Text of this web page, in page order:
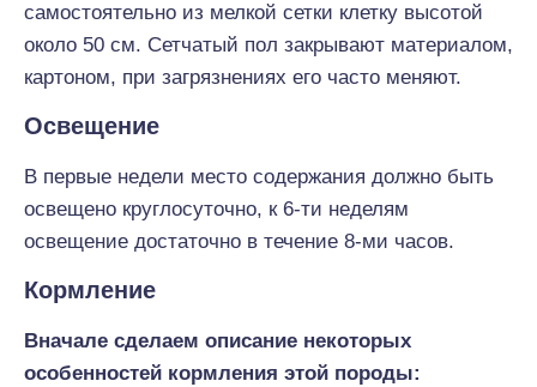
самостоятельно из мелкой сетки клетку высотой
около 50 см. Сетчатый пол закрывают материалом,
картоном, при загрязнениях его часто меняют.
Освещение
В первые недели место содержания должно быть
освещено круглосуточно, к 6-ти неделям
освещение достаточно в течение 8-ми часов.
Кормление
Вначале сделаем описание некоторых
особенностей кормления этой породы: